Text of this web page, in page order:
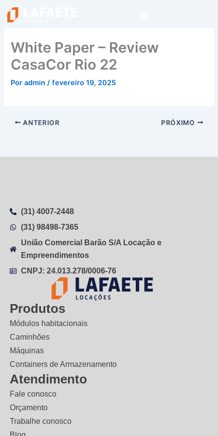
conteúdo
White Paper – Review
CasaCor Rio 22
Poradmin/fevereiro 19, 2025
ANTERIOR PRÓXIMO
(31) 4007-2448
(31) 98498-7365
União Comercial Barão S/A Locação e
Empreendimentos
CNPJ: 24.013.278/0006-76
Produtos
Módulos habitacionais
Caminhões
Máquinas
Containers de Armazenamento
Atendimento
Fale conosco
Orçamento
Trabalhe conosco